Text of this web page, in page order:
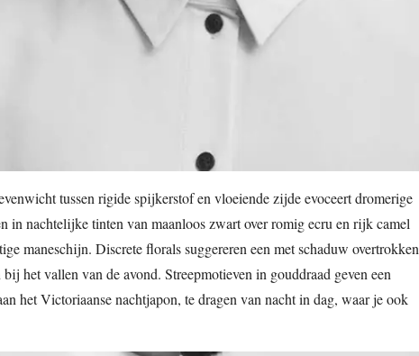
tussen rigide spijkerstof en vloeiende zijde evoceert dromerige
in nachtelijke tinten van maanloos zwart over romig ecru en rijk camel
maneschijn. Discrete florals suggereren een met schaduw overtrokken
het vallen van de avond. Streepmotieven in gouddraad geven een
het Victoriaanse nachtjapon, te dragen van nacht in dag, waar je ook